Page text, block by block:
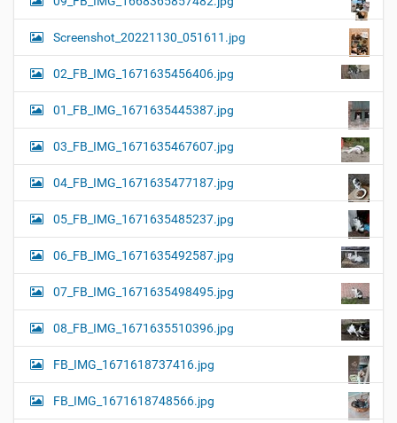
Screenshot_20221130_051611.jpg
02_FB_IMG_1671635456406.jpg
01_FB_IMG_1671635445387.jpg
03_FB_IMG_1671635467607.jpg
04_FB_IMG_1671635477187.jpg
05_FB_IMG_1671635485237.jpg
06_FB_IMG_1671635492587.jpg
07_FB_IMG_1671635498495.jpg
08_FB_IMG_1671635510396.jpg
FB_IMG_1671618737416.jpg
FB_IMG_1671618748566.jpg